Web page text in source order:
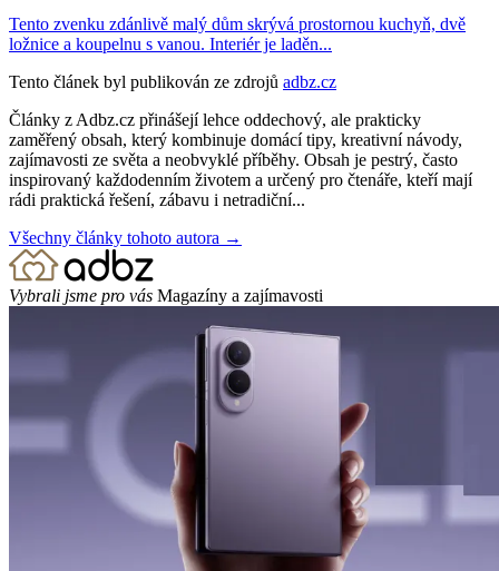
Tento zvenku zdánlivě malý dům skrývá prostornou kuchyň, dvě
ložnice a koupelnu s vanou. Interiér je laděn...
Tento článek byl publikován ze zdrojů adbz.cz
Články z Adbz.cz přinášejí lehce oddechový, ale prakticky
zaměřený obsah, který kombinuje domácí tipy, kreativní návody,
zajímavosti ze světa a neobvyklé příběhy. Obsah je pestrý, často
inspirovaný každodenním životem a určený pro čtenáře, kteří mají
rádi praktická řešení, zábavu i netradiční...
Všechny články tohoto autora →
Vybrali jsme pro vás Magazíny a zajímavosti